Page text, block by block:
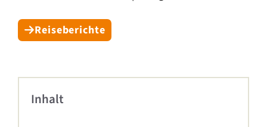
Reiseberichte
Inhalt